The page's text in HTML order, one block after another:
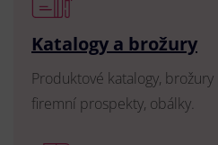
Katalogy a brožury
Produktové katalogy,
firemní prospekty, obálky.